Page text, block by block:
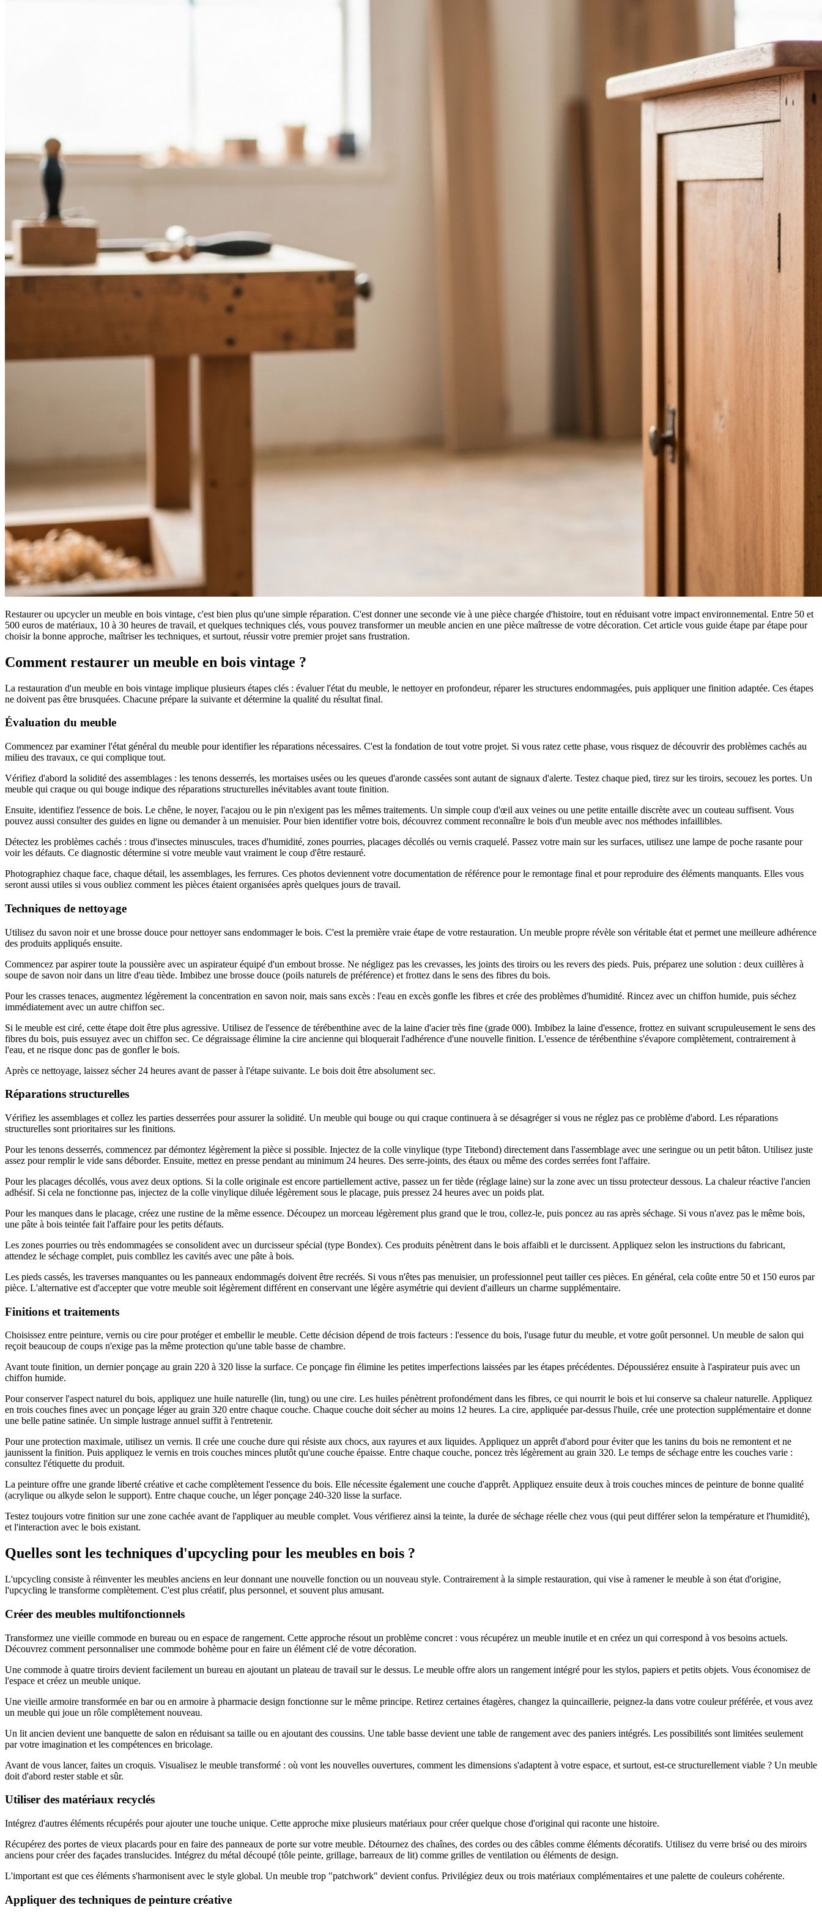
Restaurer ou upcycler un meuble en bois vintage, c'est bien plus qu'une simple réparation. C'est donner une seconde vie à une pièce chargée d'histoire, tout en réduisant votre impact environnemental. Entre 50 et
500 euros de matériaux, 10 à 30 heures de travail, et quelques techniques clés, vous pouvez transformer un meuble ancien en une pièce maîtresse de votre décoration. Cet article vous guide étape par étape pour
choisir la bonne approche, maîtriser les techniques, et surtout, réussir votre premier projet sans frustration.
Comment restaurer un meuble en bois vintage ?
La restauration d'un meuble en bois vintage implique plusieurs étapes clés : évaluer l'état du meuble, le nettoyer en profondeur, réparer les structures endommagées, puis appliquer une finition adaptée. Ces étapes
ne doivent pas être brusquées. Chacune prépare la suivante et détermine la qualité du résultat final.
Évaluation du meuble
Commencez par examiner l'état général du meuble pour identifier les réparations nécessaires. C'est la fondation de tout votre projet. Si vous ratez cette phase, vous risquez de découvrir des problèmes cachés au
milieu des travaux, ce qui complique tout.
Vérifiez d'abord la solidité des assemblages : les tenons desserrés, les mortaises usées ou les queues d'aronde cassées sont autant de signaux d'alerte. Testez chaque pied, tirez sur les tiroirs, secouez les portes. Un
meuble qui craque ou qui bouge indique des réparations structurelles inévitables avant toute finition.
Ensuite, identifiez l'essence de bois. Le chêne, le noyer, l'acajou ou le pin n'exigent pas les mêmes traitements. Un simple coup d'œil aux veines ou une petite entaille discrète avec un couteau suffisent. Vous
pouvez aussi consulter des guides en ligne ou demander à un menuisier. Pour bien identifier votre bois, découvrez comment reconnaître le bois d'un meuble avec nos méthodes infaillibles.
Détectez les problèmes cachés : trous d'insectes minuscules, traces d'humidité, zones pourries, placages décollés ou vernis craquelé. Passez votre main sur les surfaces, utilisez une lampe de poche rasante pour
voir les défauts. Ce diagnostic détermine si votre meuble vaut vraiment le coup d'être restauré.
Photographiez chaque face, chaque détail, les assemblages, les ferrures. Ces photos deviennent votre documentation de référence pour le remontage final et pour reproduire des éléments manquants. Elles vous
seront aussi utiles si vous oubliez comment les pièces étaient organisées après quelques jours de travail.
Techniques de nettoyage
Utilisez du savon noir et une brosse douce pour nettoyer sans endommager le bois. C'est la première vraie étape de votre restauration. Un meuble propre révèle son véritable état et permet une meilleure adhérence
des produits appliqués ensuite.
Commencez par aspirer toute la poussière avec un aspirateur équipé d'un embout brosse. Ne négligez pas les crevasses, les joints des tiroirs ou les revers des pieds. Puis, préparez une solution : deux cuillères à
soupe de savon noir dans un litre d'eau tiède. Imbibez une brosse douce (poils naturels de préférence) et frottez dans le sens des fibres du bois.
Pour les crasses tenaces, augmentez légèrement la concentration en savon noir, mais sans excès : l'eau en excès gonfle les fibres et crée des problèmes d'humidité. Rincez avec un chiffon humide, puis séchez
immédiatement avec un autre chiffon sec.
Si le meuble est ciré, cette étape doit être plus agressive. Utilisez de l'essence de térébenthine avec de la laine d'acier très fine (grade 000). Imbibez la laine d'essence, frottez en suivant scrupuleusement le sens des
fibres du bois, puis essuyez avec un chiffon sec. Ce dégraissage élimine la cire ancienne qui bloquerait l'adhérence d'une nouvelle finition. L'essence de térébenthine s'évapore complètement, contrairement à
l'eau, et ne risque donc pas de gonfler le bois.
Après ce nettoyage, laissez sécher 24 heures avant de passer à l'étape suivante. Le bois doit être absolument sec.
Réparations structurelles
Vérifiez les assemblages et collez les parties desserrées pour assurer la solidité. Un meuble qui bouge ou qui craque continuera à se désagréger si vous ne réglez pas ce problème d'abord. Les réparations
structurelles sont prioritaires sur les finitions.
Pour les tenons desserrés, commencez par démontez légèrement la pièce si possible. Injectez de la colle vinylique (type Titebond) directement dans l'assemblage avec une seringue ou un petit bâton. Utilisez juste
assez pour remplir le vide sans déborder. Ensuite, mettez en presse pendant au minimum 24 heures. Des serre-joints, des étaux ou même des cordes serrées font l'affaire.
Pour les placages décollés, vous avez deux options. Si la colle originale est encore partiellement active, passez un fer tiède (réglage laine) sur la zone avec un tissu protecteur dessous. La chaleur réactive l'ancien
adhésif. Si cela ne fonctionne pas, injectez de la colle vinylique diluée légèrement sous le placage, puis pressez 24 heures avec un poids plat.
Pour les manques dans le placage, créez une rustine de la même essence. Découpez un morceau légèrement plus grand que le trou, collez-le, puis poncez au ras après séchage. Si vous n'avez pas le même bois,
une pâte à bois teintée fait l'affaire pour les petits défauts.
Les zones pourries ou très endommagées se consolident avec un durcisseur spécial (type Bondex). Ces produits pénètrent dans le bois affaibli et le durcissent. Appliquez selon les instructions du fabricant,
attendez le séchage complet, puis combllez les cavités avec une pâte à bois.
Les pieds cassés, les traverses manquantes ou les panneaux endommagés doivent être recréés. Si vous n'êtes pas menuisier, un professionnel peut tailler ces pièces. En général, cela coûte entre 50 et 150 euros par
pièce. L'alternative est d'accepter que votre meuble soit légèrement différent en conservant une légère asymétrie qui devient d'ailleurs un charme supplémentaire.
Finitions et traitements
Choisissez entre peinture, vernis ou cire pour protéger et embellir le meuble. Cette décision dépend de trois facteurs : l'essence du bois, l'usage futur du meuble, et votre goût personnel. Un meuble de salon qui
reçoit beaucoup de coups n'exige pas la même protection qu'une table basse de chambre.
Avant toute finition, un dernier ponçage au grain 220 à 320 lisse la surface. Ce ponçage fin élimine les petites imperfections laissées par les étapes précédentes. Dépoussiérez ensuite à l'aspirateur puis avec un
chiffon humide.
Pour conserver l'aspect naturel du bois, appliquez une huile naturelle (lin, tung) ou une cire. Les huiles pénètrent profondément dans les fibres, ce qui nourrit le bois et lui conserve sa chaleur naturelle. Appliquez
en trois couches fines avec un ponçage léger au grain 320 entre chaque couche. Chaque couche doit sécher au moins 12 heures. La cire, appliquée par-dessus l'huile, crée une protection supplémentaire et donne
une belle patine satinée. Un simple lustrage annuel suffit à l'entretenir.
Pour une protection maximale, utilisez un vernis. Il crée une couche dure qui résiste aux chocs, aux rayures et aux liquides. Appliquez un apprêt d'abord pour éviter que les tanins du bois ne remontent et ne
jaunissent la finition. Puis appliquez le vernis en trois couches minces plutôt qu'une couche épaisse. Entre chaque couche, poncez très légèrement au grain 320. Le temps de séchage entre les couches varie :
consultez l'étiquette du produit.
La peinture offre une grande liberté créative et cache complètement l'essence du bois. Elle nécessite également une couche d'apprêt. Appliquez ensuite deux à trois couches minces de peinture de bonne qualité
(acrylique ou alkyde selon le support). Entre chaque couche, un léger ponçage 240-320 lisse la surface.
Testez toujours votre finition sur une zone cachée avant de l'appliquer au meuble complet. Vous vérifierez ainsi la teinte, la durée de séchage réelle chez vous (qui peut différer selon la température et l'humidité),
et l'interaction avec le bois existant.
Quelles sont les techniques d'upcycling pour les meubles en bois ?
L'upcycling consiste à réinventer les meubles anciens en leur donnant une nouvelle fonction ou un nouveau style. Contrairement à la simple restauration, qui vise à ramener le meuble à son état d'origine,
l'upcycling le transforme complètement. C'est plus créatif, plus personnel, et souvent plus amusant.
Créer des meubles multifonctionnels
Transformez une vieille commode en bureau ou en espace de rangement. Cette approche résout un problème concret : vous récupérez un meuble inutile et en créez un qui correspond à vos besoins actuels.
Découvrez comment personnaliser une commode bohème pour en faire un élément clé de votre décoration.
Une commode à quatre tiroirs devient facilement un bureau en ajoutant un plateau de travail sur le dessus. Le meuble offre alors un rangement intégré pour les stylos, papiers et petits objets. Vous économisez de
l'espace et créez un meuble unique.
Une vieille armoire transformée en bar ou en armoire à pharmacie design fonctionne sur le même principe. Retirez certaines étagères, changez la quincaillerie, peignez-la dans votre couleur préférée, et vous avez
un meuble qui joue un rôle complètement nouveau.
Un lit ancien devient une banquette de salon en réduisant sa taille ou en ajoutant des coussins. Une table basse devient une table de rangement avec des paniers intégrés. Les possibilités sont limitées seulement
par votre imagination et les compétences en bricolage.
Avant de vous lancer, faites un croquis. Visualisez le meuble transformé : où vont les nouvelles ouvertures, comment les dimensions s'adaptent à votre espace, et surtout, est-ce structurellement viable ? Un meuble
doit d'abord rester stable et sûr.
Utiliser des matériaux recyclés
Intégrez d'autres éléments récupérés pour ajouter une touche unique. Cette approche mixe plusieurs matériaux pour créer quelque chose d'original qui raconte une histoire.
Récupérez des portes de vieux placards pour en faire des panneaux de porte sur votre meuble. Détournez des chaînes, des cordes ou des câbles comme éléments décoratifs. Utilisez du verre brisé ou des miroirs
anciens pour créer des façades translucides. Intégrez du métal découpé (tôle peinte, grillage, barreaux de lit) comme grilles de ventilation ou éléments de design.
L'important est que ces éléments s'harmonisent avec le style global. Un meuble trop "patchwork" devient confus. Privilégiez deux ou trois matériaux complémentaires et une palette de couleurs cohérente.
Appliquer des techniques de peinture créative